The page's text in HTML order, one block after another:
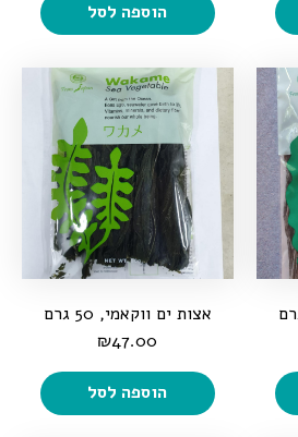
הוספה לסל
אצות ים ווקאמי, 50 גרם
₪47.00
הוספה לסל